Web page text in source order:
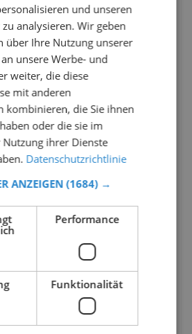
und unseren
analysieren. Wir geben
über Ihre Nutzung unserer
unsere Werbe- und
weiter, die diese
mit anderen
kombinieren, die Sie ihnen
oder die sie im
Nutzung ihrer Dienste
Datenschutzrichtlinie
ANZEIGEN (1684) →
Performance
Funktionalität